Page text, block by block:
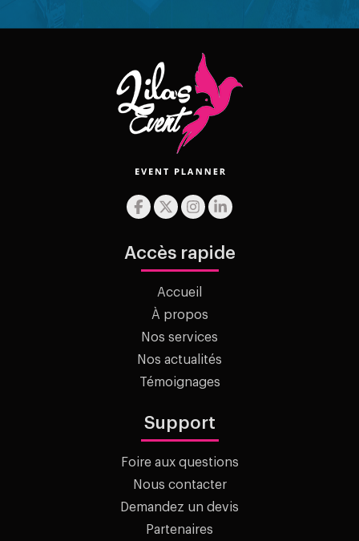
Accès rapide
Accueil
À propos
Nos services
Nos actualités
Témoignages
Support
Foire aux questions
Nous contacter
Demandez un devis
Partenaires